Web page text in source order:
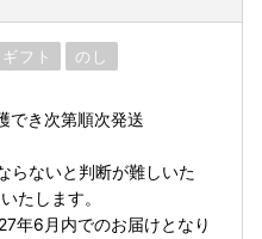
ギフト のし
でき次第順次発送
らないと判断が難しいた
たします。
年6月内でのお届けとなり